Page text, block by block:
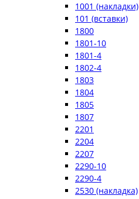
1001 (накладки)
101 (вставки)
1800
1801-10
1801-4
1802-4
1803
1804
1805
1807
2201
2204
2207
2290-10
2290-4
2530 (накладка)